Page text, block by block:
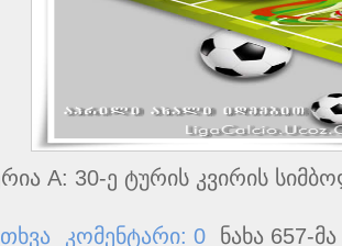
A: 30-ე ტურის კვირის
კომენტარი: 0 ნახა 657-